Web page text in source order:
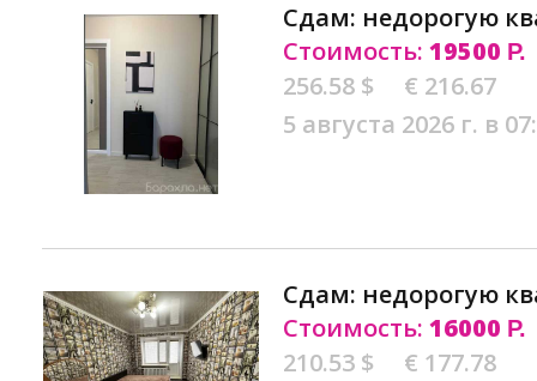
Сдам: недорогую
Стоимость: 19500 Р.
256.58 $
€ 216.67
5 августа 2026 г. в
Сдам: недорогую
Стоимость: 16000 Р.
210.53 $
€ 177.78